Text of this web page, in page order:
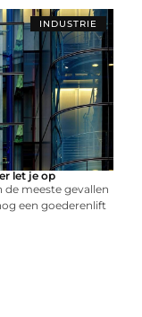
INDUSTRIE
let je op
de meeste gevallen
een goederenlift